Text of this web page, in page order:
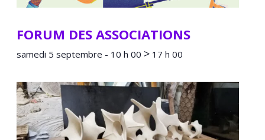
FORUM DES ASSOCIATIONS
samedi 5 septembre - 10 h 00 > 17 h 00